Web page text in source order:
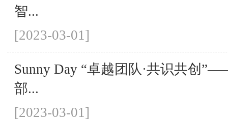
智...
[2023-03-01]
Sunny Day “卓越团队·共识共创
部...
[2023-03-01]